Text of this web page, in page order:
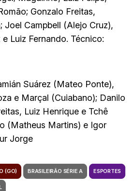
Gonzalo Freitas,
Joel Campbell (Alejo Cruz),
Luiz Fernando. Técnico:
Suárez (Mateo Ponte),
e Marçal (Cuiabano); Danilo
Luiz Henrique e Tchê
(Matheus Martins) e Igor
Jorge
(GO) BRASILEIRÃO SÉRIE A ESPORTES